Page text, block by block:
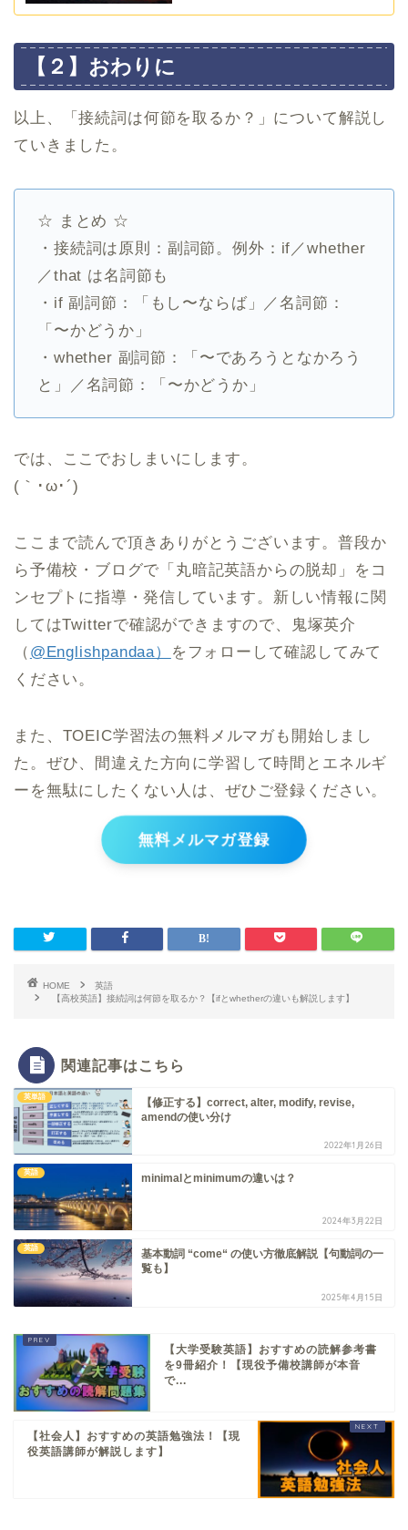
【２】おわりに
以上、「接続詞は何節を取るか？」について解説し
ていきました。
☆ まとめ ☆
・接続詞は原則：副詞節。例外：if／whether
／that は名詞節も
・if 副詞節：「もし〜ならば」／名詞節：
「〜かどうか」
・whether 副詞節：「〜であろうとなかろう
と」／名詞節：「〜かどうか」
では、ここでおしまいにします。
(｀･ω･´)ゞ
ここまで読んで頂きありがとうございます。普段か
ら予備校・ブログで「丸暗記英語からの脱却」をコ
ンセプトに指導・発信しています。新しい情報に関
してはTwitterで確認ができますので、鬼塚英介
（ @Englishpandaa）
をフォローして確認してみて
ください。
また、TOEIC学習法の無料メルマガも開始しまし
た。ぜひ、間違えた方向に学習して時間とエネルギ
ーを無駄にしたくない人は、ぜひご登録ください。
無料メルマガ登録
HOME
英語
【高校英語】接続詞は何節を取るか？【ifとwhetherの違いも解説します】
関連記事はこちら
英単語
【修正する】correct, alter, modify, revise,
amendの使い分け
2022年1月26日
英語 minimalとminimumの違いは？
2024年3月22日
英語
基本動詞 “come“ の使い方徹底解説【句動詞の一
覧も】
2025年4月15日
【大学受験英語】おすすめの読解参考書
を9冊紹介！【現役予備校講師が本音
で...
【社会人】おすすめの英語勉強法！【現
役英語講師が解説します】